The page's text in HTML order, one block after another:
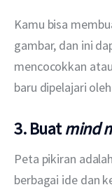
Kamu bisa
gambar, dan ini
mencocokkan
baru dipelajari
3. Buatmind
Peta pikiran
berbagai ide dan